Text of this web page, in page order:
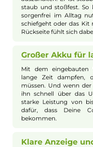
Beschreibung
Vaporesso -
Performance in einem
Lung Dampfer
beeindruckt mit
USB-C Ladestrom
IP68, IP69K und MIL-
staub und wasserfest
benutzerfreundliche
Betriebsmodi,
optimierten iTank T